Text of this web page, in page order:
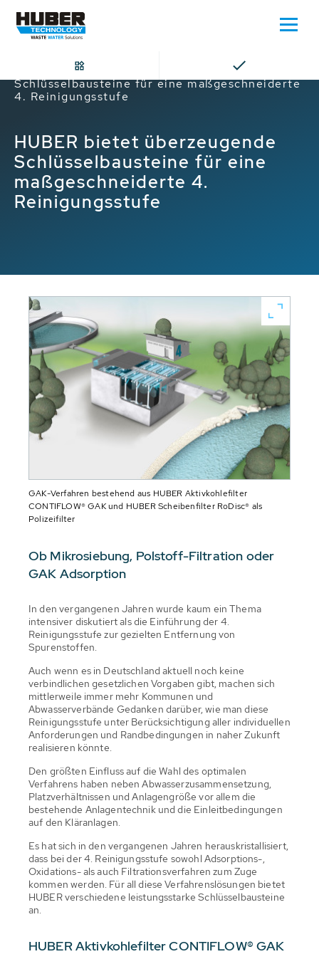
HUBER bietet überzeugende
Schlüsselbausteine für eine maßgeschneiderte
4. Reinigungsstufe
HUBER bietet überzeugende
Schlüsselbausteine für eine
maßgeschneiderte 4.
Reinigungsstufe
GAK-Verfahren bestehend aus HUBER Aktivkohlefilter
CONTIFLOW® GAK und HUBER Scheibenfilter RoDisc® als
Polizeifilter
Ob Mikrosiebung, Polstoff-Filtration oder
GAK Adsorption
In den vergangenen Jahren wurde kaum ein Thema
intensiver diskutiert als die Einführung der 4.
Reinigungsstufe zur gezielten Entfernung von
Spurenstoffen.
Auch wenn es in Deutschland aktuell noch keine
verbindlichen gesetzlichen Vorgaben gibt, machen sich
mittlerweile immer mehr Kommunen und
Abwasserverbände Gedanken darüber, wie man diese
Reinigungsstufe unter Berücksichtigung aller individuellen
Anforderungen und Randbedingungen in naher Zukunft
realisieren könnte.
Den größten Einfluss auf die Wahl des optimalen
Verfahrens haben neben Abwasserzusammensetzung,
Platzverhältnissen und Anlagengröße vor allem die
bestehende Anlagentechnik und die Einleitbedingungen
auf den Kläranlagen.
Es hat sich in den vergangenen Jahren herauskristallisiert,
dass bei der 4. Reinigungsstufe sowohl Adsorptions-,
Oxidations- als auch Filtrationsverfahren zum Zuge
kommen werden. Für all diese Verfahrenslösungen bietet
HUBER verschiedene leistungsstarke Schlüsselbausteine
an.
HUBER Aktivkohlefilter CONTIFLOW® GAK